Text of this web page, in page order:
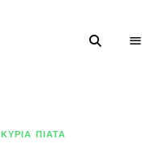
ΚΥΡΙΑ ΠΙΑΤΑ